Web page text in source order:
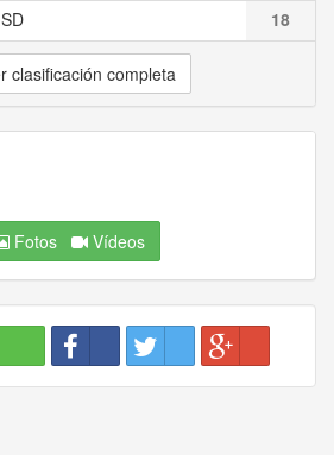
18
clasificación completa
Fotos Vídeos